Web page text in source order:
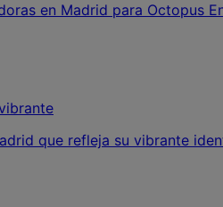
en Madrid para Octopus
que refleja su vibrante